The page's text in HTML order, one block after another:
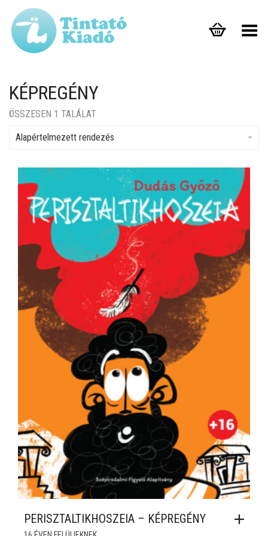
Toggle Menu
KÉPREGÉNY
ÖSSZESEN 1 TALÁLAT
Alapértelmezett rendezés
PERISZTALTIKHOSZEIA – KÉPREGÉNY